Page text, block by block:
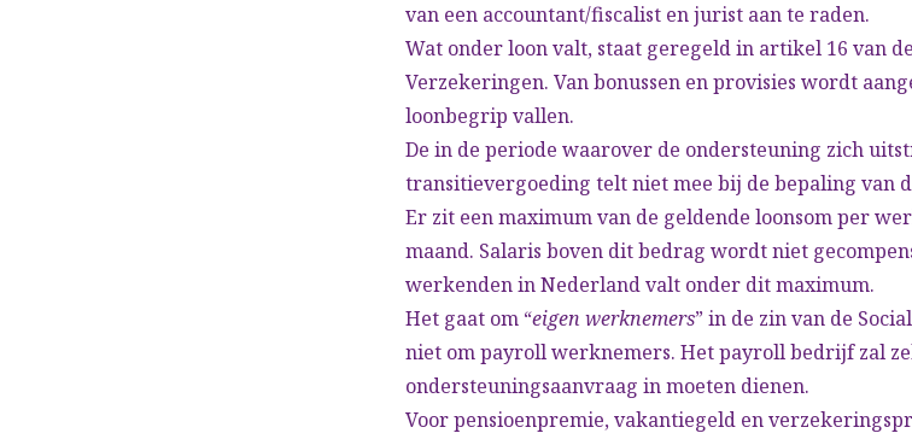
van een accountant/fiscalist en jurist aan te raden.
Wat onder loon valt, staat geregeld in artikel 16 van
Verzekeringen. Van bonussen en provisies wordt
loonbegrip vallen.
De in de periode waarover de ondersteuning zich
transitievergoeding telt niet mee bij de bepaling van
Er zit een maximum van de geldende loonsom per
maand. Salaris boven dit bedrag wordt niet
werkenden in Nederland valt onder dit maximum.
Het gaat om “eigen werknemers” in de zin van de
niet om payroll werknemers. Het payroll bedrijf zal
ondersteuningsaanvraag in moeten dienen.
Voor pensioenpremie, vakantiegeld en